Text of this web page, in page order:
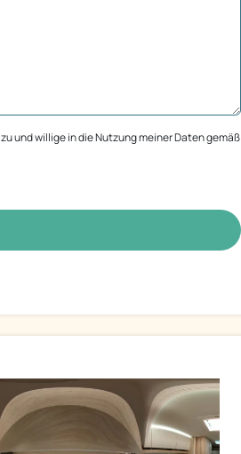
zu und willige in die Nutzung meiner Daten gemäß